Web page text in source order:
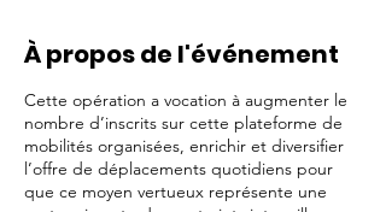
À propos de l'événement
Cette opération a vocation à augmenter le
nombre d’inscrits sur cette plateforme de
mobilités organisées, enrichir et diversifier
l’offre de déplacements quotidiens pour
que ce moyen vertueux représente une